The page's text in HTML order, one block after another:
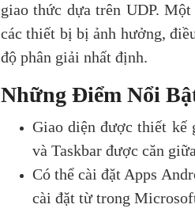
giao thức dựa trên UDP.
các thiết bị bị ảnh hưởng,
độ phân giải nhất định.
Những Điểm Nổi
Giao diện được thiết kế
và Taskbar được căn
Có thể cài đặt Apps
cài đặt từ trong